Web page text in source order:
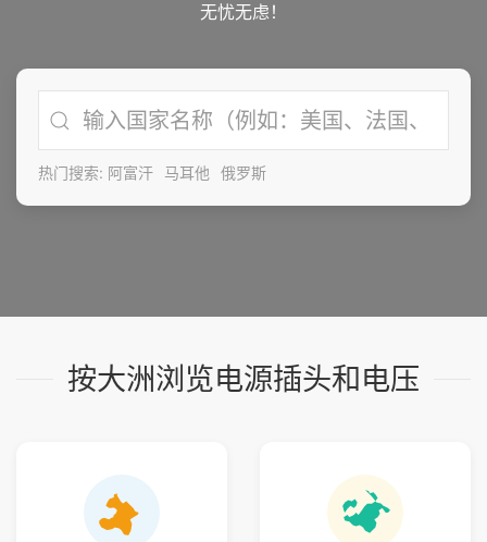
无忧无虑！
热门搜索: 阿富汗 马耳他 俄罗斯
按大洲浏览电源插头和电压